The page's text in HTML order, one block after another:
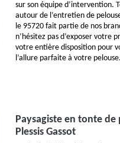
sur son équipe d’intervention.
autour de l’entretien de
le 95720 fait partie de nos
n’hésitez pas d’exposer votre
votre entière disposition pour
l’allure parfaite à votre pelouse.
Paysagiste en tonte de
Plessis Gassot